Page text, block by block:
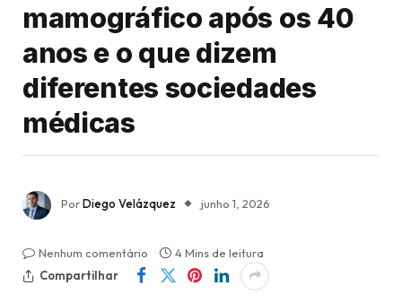
mamográfico após os 40
anos e o que dizem
diferentes sociedades
médicas
PorDiego Velázquez junho 1, 2026
Nenhum comentário
4 Mins de leitura
Compartilhar